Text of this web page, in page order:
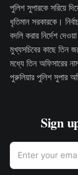
পুলিশ সুপারকে সরিয়ে
ধৃতিমান সরকারকে।
বদলি করার নির্দেশ
মুখ্যসচিবের কাছে তিন
মধ্যে তিন অফিসারের
পুরুলিয়ার পুলিশ সুপার
Sign
Enter your